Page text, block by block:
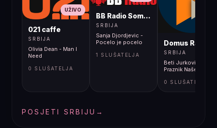
UŽIVO
021 caffe
SRBIJA
Olivia Dean - Man I
Need
0 SLUŠATELJA
BB Radio Sombor
SRBIJA
Sanja Djordjevic -
Pocelo je pocelo
1 SLUŠATELJA
Domus Radio
SRBIJA
Beti Jurković -
Praznik Naše Ljubavi
0 SLUŠATELJA
POSJETI SRBIJU →